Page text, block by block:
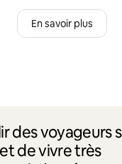
En savoir plus
des voyageurs
de vivre très